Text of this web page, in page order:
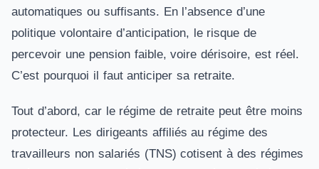
automatiques ou suffisants. En l’absence d’une
politique volontaire d’anticipation, le risque de
percevoir une pension faible, voire dérisoire, est réel.
C’est pourquoi il faut anticiper sa retraite.
Tout d’abord, car le régime de retraite peut être moins
protecteur. Les dirigeants affiliés au régime des
travailleurs non salariés (TNS) cotisent à des régimes